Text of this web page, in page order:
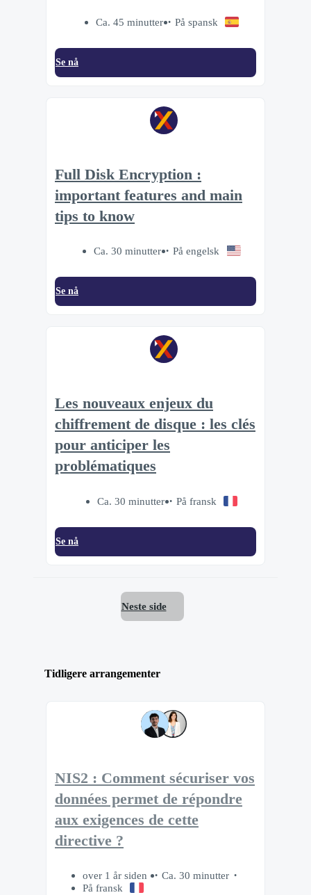
Ca. 45 minutter På spansk
Se nå
Full Disk Encryption :
important features and main
tips to know
Ca. 30 minutter På engelsk
Se nå
Les nouveaux enjeux du
chiffrement de disque : les clés
pour anticiper les
problématiques
Ca. 30 minutter På fransk
Se nå
Neste side
Tidligere arrangementer
NIS2 : Comment sécuriser vos
données permet de répondre
aux exigences de cette
directive ?
over 1 år siden
Ca. 30 minutter
På fransk